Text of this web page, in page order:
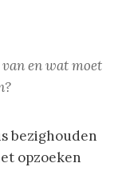
en wat moet
bezighouden
opzoeken